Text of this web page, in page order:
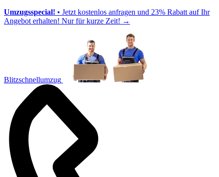
Umzugsspecial! • Jetzt kostenlos anfragen und 23% Rabatt auf Ihr
Angebot erhalten! Nur für kurze Zeit! →
Blitzschnellumzug